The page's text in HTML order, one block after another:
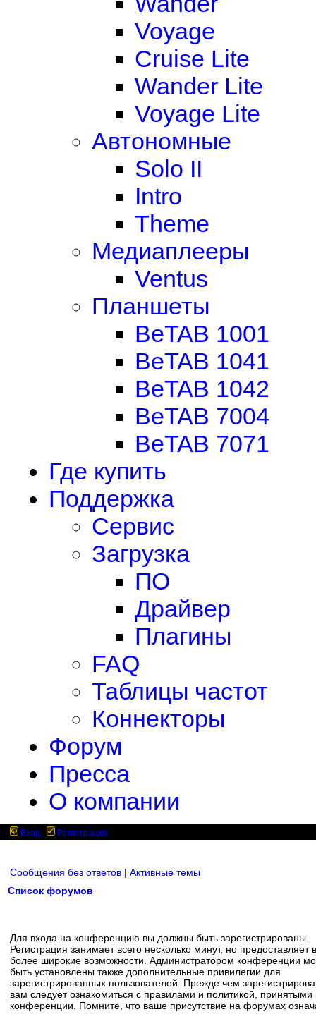
Voyage
Cruise Lite
Wander Lite
Voyage Lite
Автономные
Solo II
Intro
Theme
Медиаплееры
Ventus
Планшеты
BeTAB 1001
BeTAB 1041
BeTAB 1042
BeTAB 7004
BeTAB 7071
Где купить
Поддержка
Сервис
Загрузка
ПО
Драйвер
Плагины
FAQ
Таблицы частот
Коннекторы
Форум
Пресса
О компании
Вход Регистрация
Сообщения без ответов | Активные темы
Список форумов
Для входа на конференцию вы должны быть зарегистрированы.
Регистрация занимает всего несколько минут, но предоставляет
более широкие возможности. Администратором конференции
быть установлены также дополнительные привилегии для
зарегистрированных пользователей. Прежде чем
вам следует ознакомиться с правилами и политикой, принятыми
конференции. Помните, что ваше присутствие на форумах